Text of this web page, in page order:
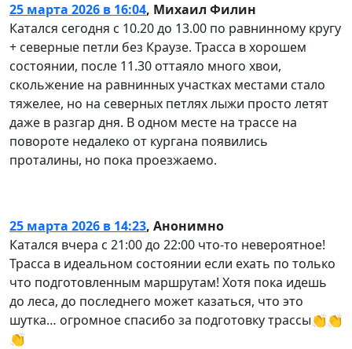
25 марта 2026 в 16:04, Михаил Филин
Катался сегодня с 10.20 до 13.00 по равнинному кругу
+ северные петли без Краузе. Трасса в хорошем
состоянии, после 11.30 оттаяло много хвои,
скольжение на равнинных участках местами стало
тяжелее, но на северных петлях лыжи просто летят
даже в разгар дня. В одном месте на трассе на
повороте недалеко от кургана появились
проталины, но пока проезжаемо.
25 марта 2026 в 14:23, Анонимно
Катался вчера с 21:00 до 22:00 что-то невероятное!
Трасса в идеальном состоянии если ехать по только
что подготовленным маршрутам! Хотя пока идешь
до леса, до последнего может казаться, что это
шутка… огромное спасибо за подготовку трассы👏👏
👏